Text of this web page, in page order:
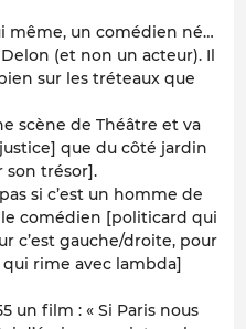
même, un comédien né…
(et non un acteur). Il
sur les tréteaux que
scène de Théâtre et va
que du côté jardin
son trésor].
si c’est un homme de
comédien [politicard qui
c’est gauche/droite, pour
rime avec lambda]
un film : « Si Paris nous